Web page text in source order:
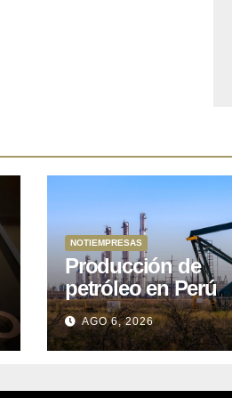
NOTIEMPRESAS
Producción de
petróleo en Perú
superó los 36 mil
barriles por día en
Julio
AGO 6, 2026